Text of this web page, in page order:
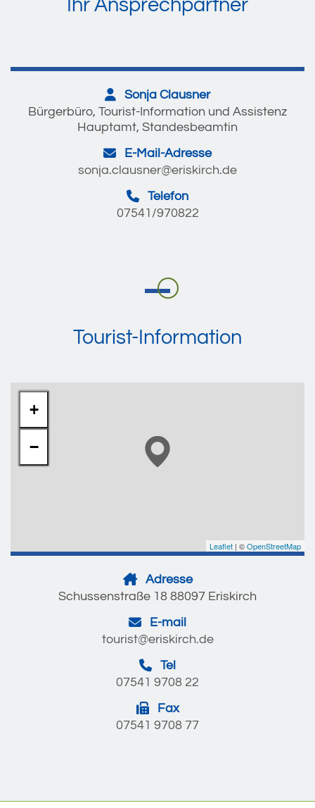
Ihr Ansprechpartner
Sonja Clausner
Bürgerbüro, Tourist-Information und Assistenz
Hauptamt, Standesbeamtin
E-Mail-Adresse
sonja.clausner@eriskirch.de
Telefon
07541/970822
Tourist-Information
+
−
Leaflet | ©OpenStreetMap
Adresse
Schussenstraße 18 88097 Eriskirch
E-mail
tourist@eriskirch.de
Tel
07541 9708 22
Fax
07541 9708 77